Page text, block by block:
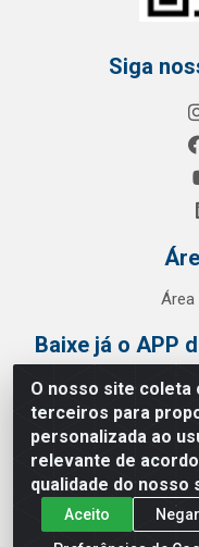
O nosso site coleta
terceiros para
personalizada ao
relevante de
qualidade do nosso
Aceito
Siga
Área
Baixe já o APP